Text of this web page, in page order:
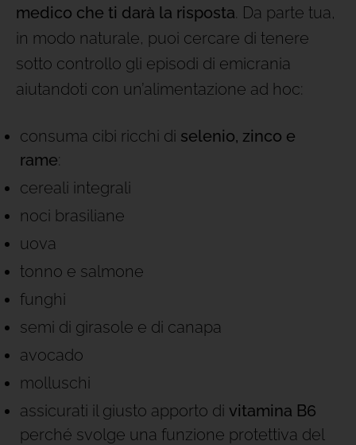
medico che ti darà la risposta. Da parte tua,
in modo naturale, puoi cercare di tenere
sotto controllo gli episodi di emicrania
aiutandoti con un’alimentazione ad hoc:
consuma cibi ricchi di selenio, zinco e
rame:
cereali integrali
noci brasiliane
uova
tonno e salmone
funghi
semi di girasole e di canapa
avocado
molluschi
assicurati il giusto apporto di vitamina B6
perché svolge una funzione protettiva del